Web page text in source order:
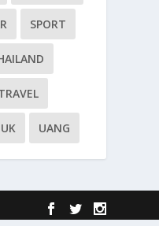
SPORT
UANG